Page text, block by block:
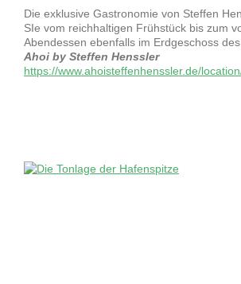
Die exklusive Gastronomie von Steffen
SIe vom reichhaltigen Frühstück bis zum
Abendessen ebenfalls im Erdgeschoss
Ahoi by Steffen Henssler
https://www.ahoisteffenhenssler.de/